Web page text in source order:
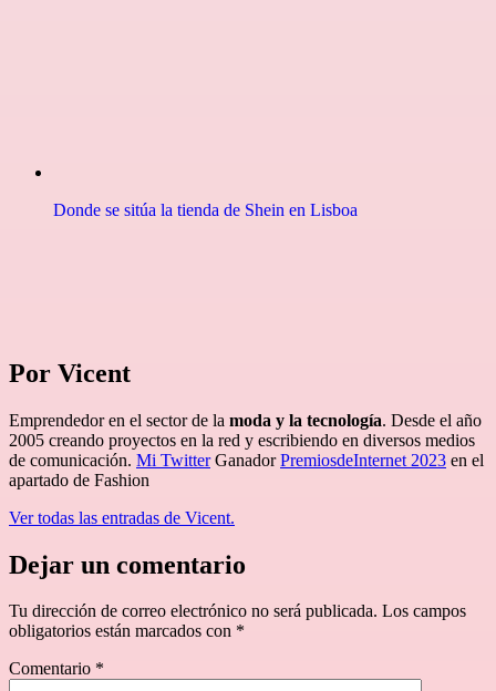
Donde se sitúa la tienda de Shein en Lisboa
Por Vicent
Emprendedor en el sector de la moda y la tecnología. Desde el año
2005 creando proyectos en la red y escribiendo en diversos medios
de comunicación. Mi TwitterGanadorPremiosdeInternet 2023 en el
apartado de Fashion
Ver todas las entradas de Vicent.
Dejar un comentario
Tu dirección de correo electrónico no será publicada. Los campos
obligatorios están marcados con *
Comentario *